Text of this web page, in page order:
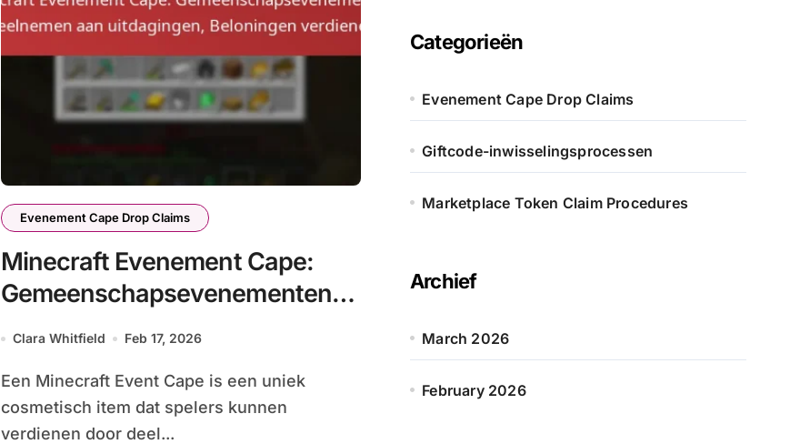
Evenement Cape Drop Claims
Minecraft Evenement Cape:
Gemeenschapsevenementen,
Deelnemen aan uitdagingen,
Clara Whitfield Feb 17, 2026
Een Minecraft Event Cape is een uniek
cosmetisch item dat spelers kunnen
verdienen door deel...
h
f
r
Categorieën
Evenement Cape Drop Claims
Giftcode-inwisselingsprocessen
Marketplace Token Claim Procedures
Archief
March 2026
February 2026